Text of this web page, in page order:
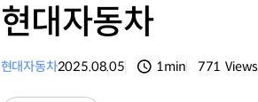
현대자동차
현대자동차2025.08.05 1min 771 Views